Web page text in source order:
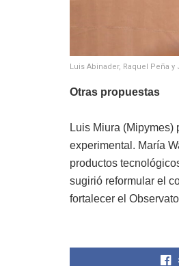
Luis Abinader, Raquel Peña
Otras propuestas
Luis Miura
experimental. María
productos
sugirió reformular el
fortalecer el